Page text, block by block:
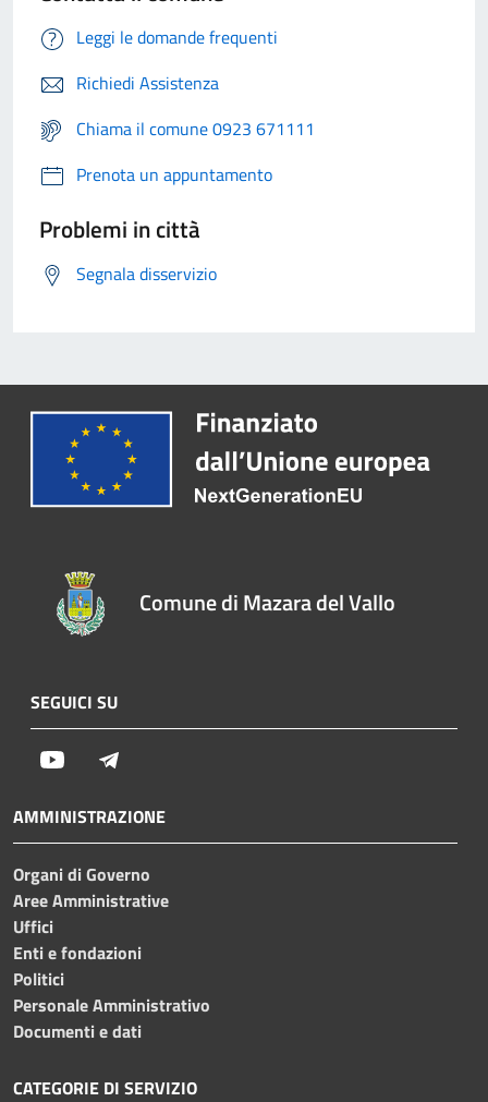
Leggi le domande frequenti
Richiedi Assistenza
Chiama il comune 0923 671111
Prenota un appuntamento
Problemi in città
Segnala disservizio
Comune di Mazara del Vallo
SEGUICI SU
Youtube
AMMINISTRAZIONE
Organi di Governo
Aree Amministrative
Uffici
Enti e fondazioni
Politici
Personale Amministrativo
Documenti e dati
CATEGORIE DI SERVIZIO